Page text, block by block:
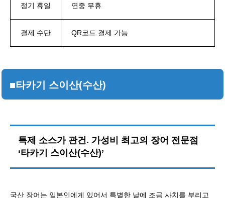
정기 휴일 연중 무휴
결제 수단 QR코드 결제 가능
■타카기 스이산(수산)
특제 소스가 관건. 가성비 최고의 장어 전문점
‘타카기 스이산(수산)’
국산 장어는 일본인에게 있어서 특별한 날에 조금 사치를 부리고